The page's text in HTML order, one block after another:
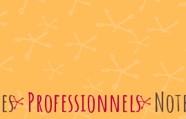
Professionnels